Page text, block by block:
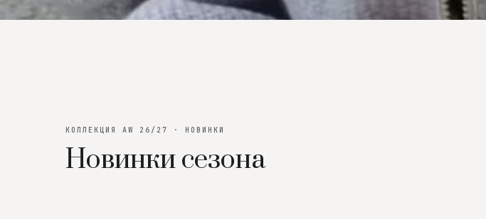
КОЛЛЕКЦИЯ AW 26/27 · НОВИНКИ
Новинки сезона